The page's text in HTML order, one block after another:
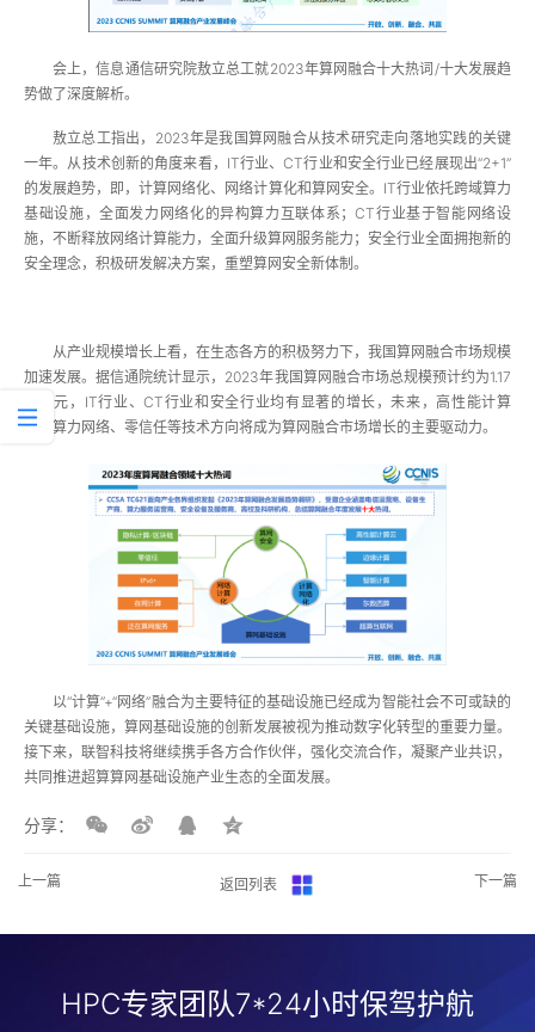
会上，信息通信研究院敖立总工就2023年算网融合十大热词/十大发展趋
势做了深度解析。
敖立总工指出，2023年是我国算网融合从技术研究走向落地实践的关键
一年。从技术创新的角度来看，IT行业、CT行业和安全行业已经展现出“2+1”
的发展趋势，即，计算网络化、网络计算化和算网安全。IT行业依托跨域算力
基础设施，全面发力网络化的异构算力互联体系；CT行业基于智能网络设
施，不断释放网络计算能力，全面升级算网服务能力；安全行业全面拥抱新的
安全理念，积极研发解决方案，重塑算网安全新体制。
从产业规模增长上看，在生态各方的积极努力下，我国算网融合市场规模
加速发展。据信通院统计显示，2023年我国算网融合市场总规模预计约为1.17
万亿元，IT行业、CT行业和安全行业均有显著的增长，未来，高性能计算
云、算力网络、零信任等技术方向将成为算网融合市场增长的主要驱动力。
以“计算”+“网络”融合为主要特征的基础设施已经成为智能社会不可或缺的
关键基础设施，算网基础设施的创新发展被视为推动数字化转型的重要力量。
接下来，联智科技将继续携手各方合作伙伴，强化交流合作，凝聚产业共识，
共同推进超算算网基础设施产业生态的全面发展。
分享：
上一篇 返回列表 下一篇
HPC专家团队7*24小时保驾护航